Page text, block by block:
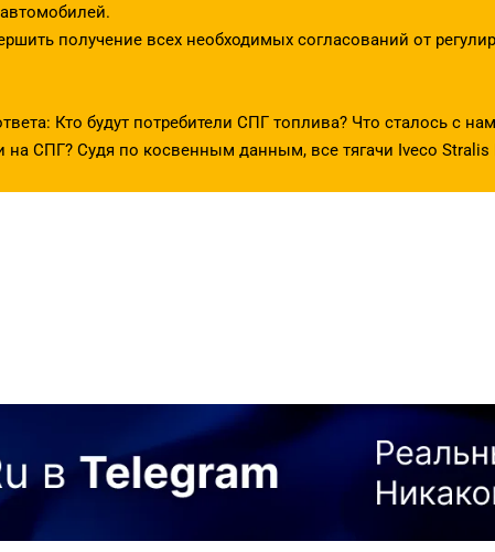
получение всех необходимых согласований от
Кто будут потребители СПГ топлива? Что сталось с
на СПГ? Судя по косвенным данным, все тягачи Iveco